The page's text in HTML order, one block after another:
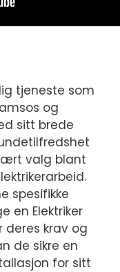
tjeneste som
og
sitt brede
valg blant
spesifikke
en Elektriker
deres krav og
de sikre en
for sitt